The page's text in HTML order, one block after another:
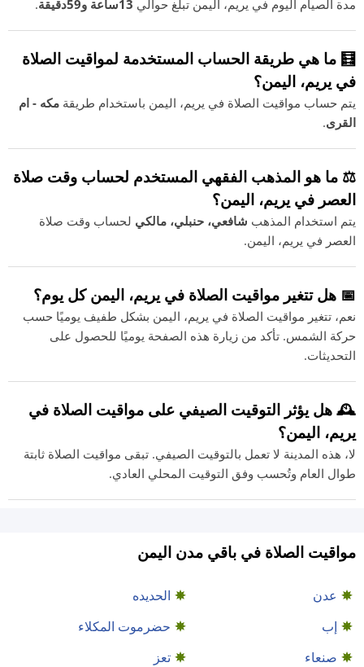
مدة الصيام اليوم في يريم، اليمن تبلغ حوالي 13ساعة و59دقيقة .
🧮 ما هي طريقة الحساب المستخدمة لمواقيت الصلاة
في يريم، اليمن؟
يتم حساب مواقيت الصلاة في يريم، اليمن باستخدام طريقة مكه - ام
القرى.
⚖️ ما هو المذهب الفقهي المستخدم لحساب وقت صلاة
العصر في يريم، اليمن؟
يتم استخدام المذهب شافعي، حنبلي، مالكي لحساب وقت صلاة
العصر في يريم، اليمن.
📅 هل تتغير مواقيت الصلاة في يريم، اليمن كل يوم؟
نعم، تتغير مواقيت الصلاة في يريم، اليمن بشكل طفيف يوميًا حسب
حركة الشمس. تأكد من زيارة هذه الصفحة يوميًا للحصول على
التحديثات.
🕰️ هل يؤثر التوقيت الصيفي على مواقيت الصلاة في
يريم، اليمن؟
لا، هذه المدينة لا تعمل بالتوقيت الصيفي. تبقى مواقيت الصلاة ثابتة
طوال العام وتُحسب وفق التوقيت المحلي العادي.
مواقيت الصلاة في باقي مدن اليمن
عدن
الحديده
إب
حضرموت المكلاء
صنعاء
تعز